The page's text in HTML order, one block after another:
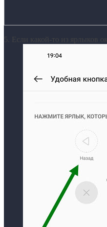
5. Если какой-то из ярлыков